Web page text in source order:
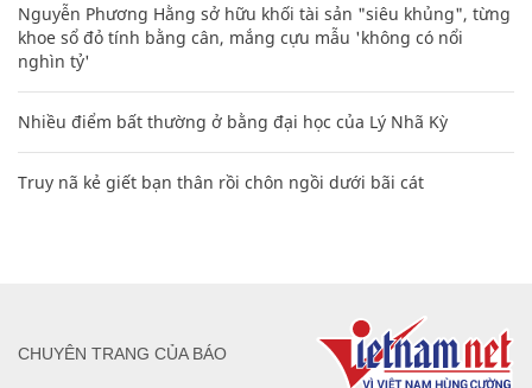
Nguyễn Phương Hằng sở hữu khối tài sản "siêu khủng", từng
khoe sổ đỏ tính bằng cân, mắng cựu mẫu 'không có nổi
nghìn tỷ'
Nhiều điểm bất thường ở bằng đại học của Lý Nhã Kỳ
Truy nã kẻ giết bạn thân rồi chôn ngồi dưới bãi cát
CHUYÊN TRANG CỦA BÁO